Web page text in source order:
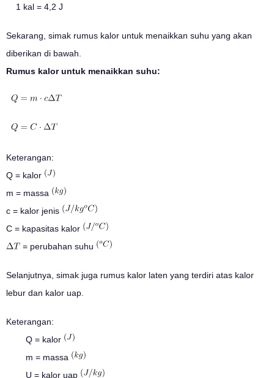
1 kal = 4,2 J
Sekarang, simak rumus kalor untuk menaikkan suhu yang akan
diberikan di bawah.
Rumus kalor untuk menaikkan suhu:
Keterangan:
Q = kalor
m = massa
c = kalor jenis
C = kapasitas kalor
= perubahan suhu
Selanjutnya, simak juga rumus kalor laten yang terdiri atas kalor
lebur dan kalor uap.
Keterangan:
Q = kalor
m = massa
U = kalor uap